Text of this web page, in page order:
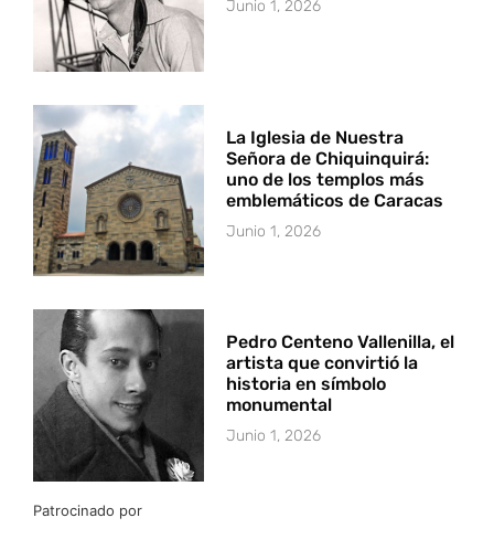
Junio 1, 2026
La Iglesia de Nuestra
Señora de Chiquinquirá:
uno de los templos más
emblemáticos de Caracas
Junio 1, 2026
Pedro Centeno Vallenilla, el
artista que convirtió la
historia en símbolo
monumental
Junio 1, 2026
Patrocinado por